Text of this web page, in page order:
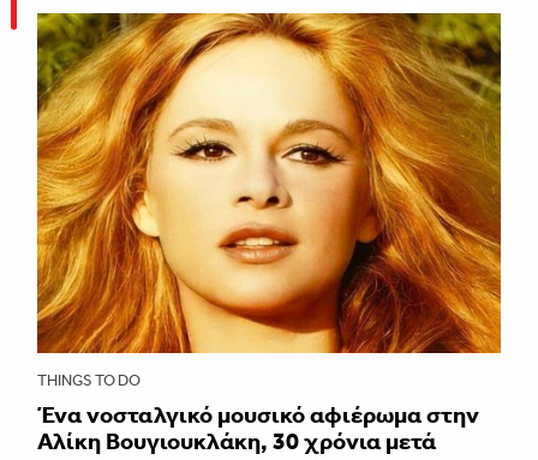
THINGS TO DO
Ένα νοσταλγικό μουσικό αφιέρωμα στην
Αλίκη Βουγιουκλάκη, 30 χρόνια μετά